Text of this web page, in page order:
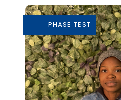
outils pour
En savoir plus
PHASE TEST